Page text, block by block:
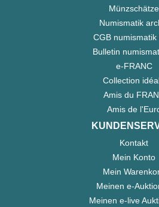
Münzschätze
Numismatik
CGB numismatik
Bulletin
e-FRANC
Collection
Amis du
Amis de
Kontakt
Mein Konto
Mein
Meinen e-
Meinen e-live